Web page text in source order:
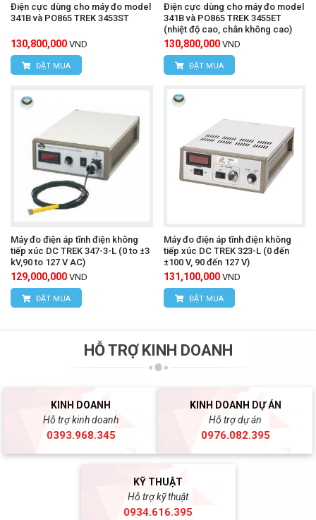
Điện cực dùng cho máy đo model
341B và PO865 TREK 3453ST
130,800,000 VND
ĐẶT MUA
Điện cực dùng cho máy đo model
341B và PO865 TREK 3455ET
(nhiệt độ cao, chân không cao)
130,800,000 VND
ĐẶT MUA
Máy đo điện áp tĩnh điện không
tiếp xúc DC TREK 347-3-L (0 to ±3
kV,90 to 127 V AC)
129,000,000 VND
ĐẶT MUA
Máy đo điện áp tĩnh điện không
tiếp xúc DC TREK 323-L (0 đến
±100 V, 90 đến 127 V)
131,100,000 VND
ĐẶT MUA
HỖ TRỢ KINH DOANH
KINH DOANH
Hỗ trợ kinh doanh
0393.968.345
KINH DOANH DỰ ÁN
Hỗ trợ dự án
0976.082.395
KỸ THUẬT
Hỗ trợ kỹ thuật
0934.616.395